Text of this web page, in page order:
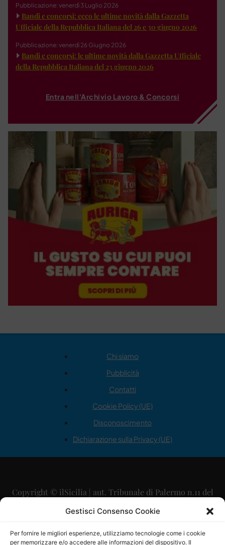
Gestisci Consenso Cookie
Per fornire le migliori esperienze, utilizziamo tecnologie come i cookie
per memorizzare e/o accedere alle informazioni del dispositivo. Il
Pubblicazione: venerdì 3 Luglio 2026
Bandi e concorsi: ecco le ultime novità dalla Gazzetta
Ufficiale della Repubblica Italiana del 26 e 30 giugno 2026
Pubblicazione: venerdì 26 Giugno 2026
Bandi e concorsi: le ultime novità dalla Gazzetta Ufficiale
della Repubblica Italiana del 23 giugno 2026
Entra nell'Archivio Lavoro & Concorsi
Chi siamo
Pubblicità
Contatti
Cookie Policy (UE)
Disconoscimento
Dichiarazione sulla Privacy (UE)
Copyright © ilSicilia | aut. Tribunale di Palermo n.11 del
29/09/2015